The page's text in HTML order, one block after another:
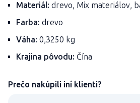
Materiál: drevo, Mix materiálov,
Farba: drevo
Váha: 0,3250 kg
Krajina pôvodu: Čína
Prečo nakúpili iní klienti?